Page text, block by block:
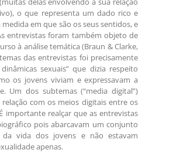
o que representa um dado rico e
em que são os seus sentidos, e
entrevistas foram também objeto de
à análise temática (Braun & Clarke,
das entrevistas foi precisamente
sexuais” que dizia respeito
os jovens viviam e expressavam a
Um dos subtemas (“media digital”)
com os meios digitais entre os
importante realçar que as entrevistas
pois abarcavam um conjunto
da vida dos jovens e não estavam
apenas.